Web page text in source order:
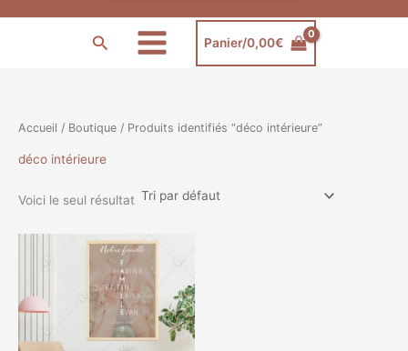
Rechercher Panier/0,00€
Accueil / Boutique / Produits identifiés “déco intérieure”
déco intérieure
Voici le seul résultat
Plage
de
prix :
7,00€
à
14,00€
Ce
produit
plusieurs
variations.
Les